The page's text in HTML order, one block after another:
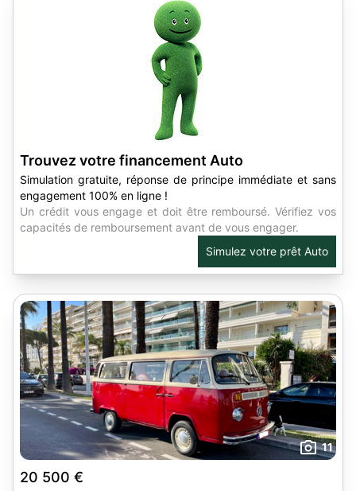
Trouvez votre financement Auto
Simulation gratuite, réponse de principe immédiate et sans
engagement 100% en ligne !
Un crédit vous engage et doit être remboursé. Vérifiez vos
capacités de remboursement avant de vous engager.
Simulez votre prêt Auto
11
20 500 €